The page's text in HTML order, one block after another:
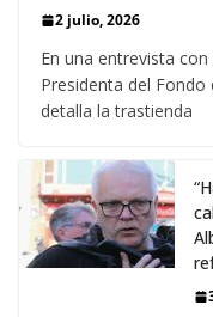
2 julio, 2026
En una entrevista
Presidenta del Fondo
detalla la trastienda